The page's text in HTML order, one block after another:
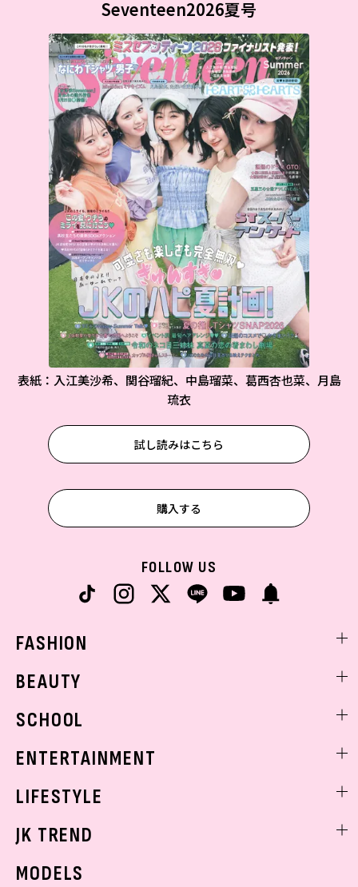
Seventeen2026夏号
表紙：入江美沙希、関谷瑠紀、中島瑠菜、葛西杏也菜、月島
琉衣
試し読みはこちら
購入する
FOLLOW US
FASHION
着回し
BEAUTY
ベストコスメ
ボディケア
SCHOOL
学校ヘアメイク
ENTERTAINMENT
K-POP
LIFESTYLE
モデルの購入品
JK TREND
MODELS